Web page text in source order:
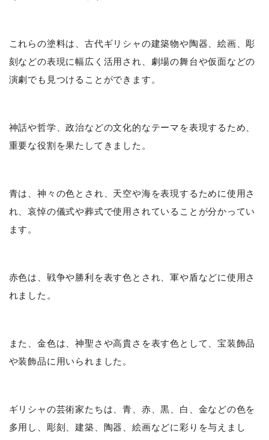
これらの塗料は、古代ギリシャの建築物や陶器、絵画、彫
刻などの表現に幅広く活用され、劇場の舞台や仮面などの
演劇でも見つけることができます。
神話や哲学、政治などの文化的なテーマを表現するため、
重要な役割を果たしてきました。
青は、神々の色とされ、天空や海を表現するために使用さ
れ、哀悼の儀式や葬式で使用されていることが分かってい
ます。
赤色は、戦争や勝利を表す色とされ、軍や盾などに使用さ
れました。
また、金色は、神聖さや高貴さを表す色として、宝装飾品
や装飾品に用いられました。
ギリシャの芸術家たちは、青、赤、黒、白、金などの色を
多用し、彫刻、建築、陶器、絵画などに彩りを与えまし